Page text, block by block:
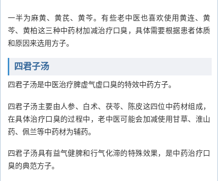
一半为麻黄、黄芪、黄芩。有些老中医也喜欢使用黄连、黄
芩、黄柏这三种中药材加减治疗口臭，具体需要根据患者体质
和原因来选用方子。
四君子汤
四君子汤是中医治疗脾虚气虚口臭的特效中药方子。
四君子汤主要由人参、白术、茯苓、陈皮这四位中药材组成，
在具体治疗口臭的过程中，老中医可能会加减使用甘草、淮山
药、佩兰等中药材为辅药。
四君子汤具有益气健脾和行气化滞的特殊效果，是中药治疗口
臭的典范方子。